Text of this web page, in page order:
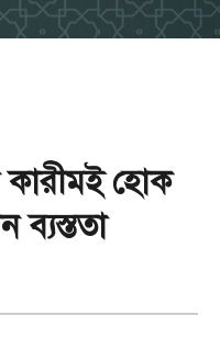
হোক
ব্যস্ততা